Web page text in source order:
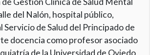
del Nalón, hospital público,
de Salud del Principado de
docencia como profesor asociado
de la Universidad de Oviedo